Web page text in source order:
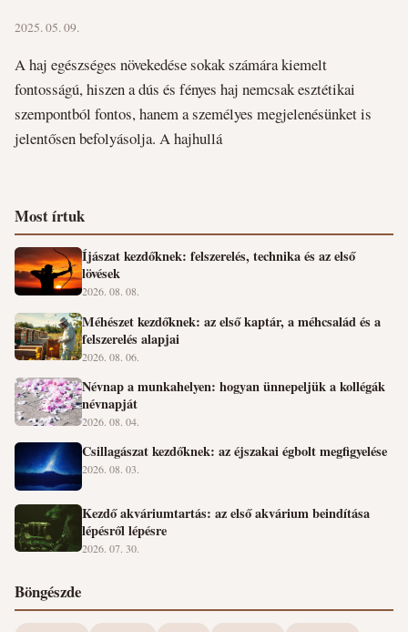
2025. 05. 09.
A haj egészséges növekedése sokak számára kiemelt
fontosságú, hiszen a dús és fényes haj nemcsak esztétikai
szempontból fontos, hanem a személyes megjelenésünket is
jelentősen befolyásolja. A hajhullá
Most írtuk
Íjászat kezdőknek: felszerelés, technika és az első
lövések
2026. 08. 08.
Méhészet kezdőknek: az első kaptár, a méhcsalád és a
felszerelés alapjai
2026. 08. 06.
Névnap a munkahelyen: hogyan ünnepeljük a kollégák
névnapját
2026. 08. 04.
Csillagászat kezdőknek: az éjszakai égbolt megfigyelése
2026. 08. 03.
Kezdő akváriumtartás: az első akvárium beindítása
lépésről lépésre
2026. 07. 30.
Böngészde